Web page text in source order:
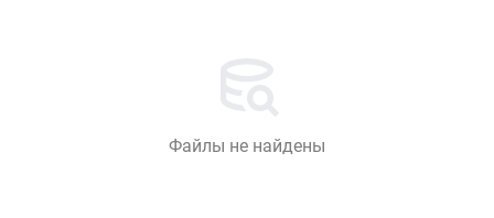
Файлы не найдены